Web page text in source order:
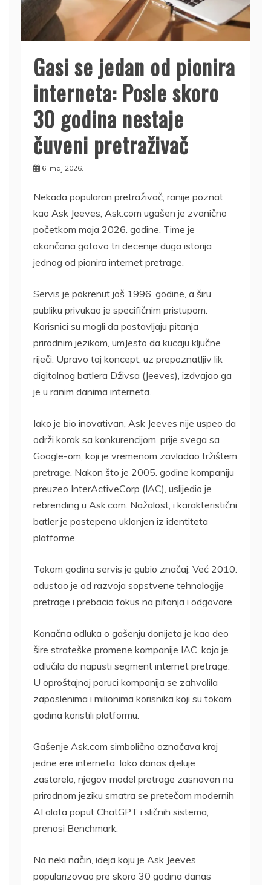
Gasi se jedan od pionira
interneta: Posle skoro
30 godina nestaje
čuveni pretraživač
6. maj 2026.
Nekada popularan pretraživač, ranije poznat
kao Ask Jeeves, Ask.com ugašen je zvanično
početkom maja 2026. godine. Time je
okončana gotovo tri decenije duga istorija
jednog od pionira internet pretrage.
Servis je pokrenut još 1996. godine, a širu
publiku privukao je specifičnim pristupom.
Korisnici su mogli da postavljaju pitanja
prirodnim jezikom, umJesto da kucaju ključne
riječi. Upravo taj koncept, uz prepoznatljiv lik
digitalnog batlera Dživsa (Jeeves), izdvajao ga
je u ranim danima interneta.
Iako je bio inovativan, Ask Jeeves nije uspeo da
održi korak sa konkurencijom, prije svega sa
Google-om, koji je vremenom zavladao tržištem
pretrage. Nakon što je 2005. godine kompaniju
preuzeo InterActiveCorp (IAC), uslijedio je
rebrending u Ask.com. Nažalost, i karakteristični
batler je postepeno uklonjen iz identiteta
platforme.
Tokom godina servis je gubio značaj. Već 2010.
odustao je od razvoja sopstvene tehnologije
pretrage i prebacio fokus na pitanja i odgovore.
Konačna odluka o gašenju donijeta je kao deo
šire strateške promene kompanije IAC, koja je
odlučila da napusti segment internet pretrage.
U oproštajnoj poruci kompanija se zahvalila
zaposlenima i milionima korisnika koji su tokom
godina koristili platformu.
Gašenje Ask.com simbolično označava kraj
jedne ere interneta. Iako danas djeluje
zastarelo, njegov model pretrage zasnovan na
prirodnom jeziku smatra se pretečom modernih
AI alata poput ChatGPT i sličnih sistema,
prenosi Benchmark.
Na neki način, ideja koju je Ask Jeeves
popularizovao pre skoro 30 godina danas